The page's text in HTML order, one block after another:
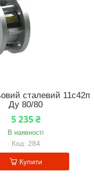
сталевий 11с42п
Ду 80/80
5 235 ₴
В наявності
284
Купити